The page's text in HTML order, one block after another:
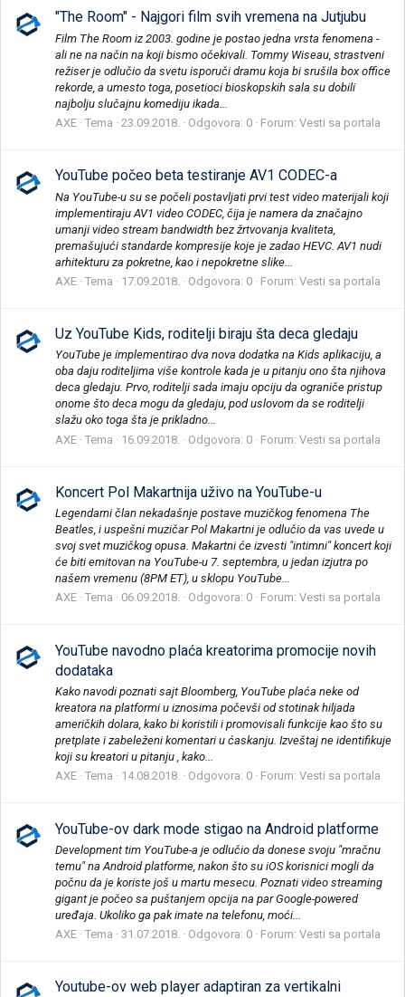
"The Room" - Najgori film svih vremena na Jutjubu
Film The Room iz 2003. godine je postao jedna vrsta fenomena -
ali ne na način na koji bismo očekivali. Tommy Wiseau, strastveni
režiser je odlučio da svetu isporuči dramu koja bi srušila box office
rekorde, a umesto toga, posetioci bioskopskih sala su dobili
najbolju slučajnu komediju ikada...
AXE Tema 23.09.2018. Odgovora: 0 Forum: Vesti sa portala
YouTube počeo beta testiranje AV1 CODEC-a
Na YouTube-u su se počeli postavljati prvi test video materijali koji
implementiraju AV1 video CODEC, čija je namera da značajno
umanji video stream bandwidth bez žrtvovanja kvaliteta,
premašujući standarde kompresije koje je zadao HEVC. AV1 nudi
arhitekturu za pokretne, kao i nepokretne slike...
AXE Tema 17.09.2018. Odgovora: 0 Forum: Vesti sa portala
Uz YouTube Kids, roditelji biraju šta deca gledaju
YouTube je implementirao dva nova dodatka na Kids aplikaciju, a
oba daju roditeljima više kontrole kada je u pitanju ono šta njihova
deca gledaju. Prvo, roditelji sada imaju opciju da ograniče pristup
onome što deca mogu da gledaju, pod uslovom da se roditelji
slažu oko toga šta je prikladno...
AXE Tema 16.09.2018. Odgovora: 0 Forum: Vesti sa portala
Koncert Pol Makartnija uživo na YouTube-u
Legendarni član nekadašnje postave muzičkog fenomena The
Beatles, i uspešni muzičar Pol Makartni je odlučio da vas uvede u
svoj svet muzičkog opusa. Makartni će izvesti "intimni" koncert koji
će biti emitovan na YouTube-u 7. septembra, u jedan izjutra po
našem vremenu (8PM ET), u sklopu YouTube...
AXE Tema 06.09.2018. Odgovora: 0 Forum: Vesti sa portala
YouTube navodno plaća kreatorima promocije novih
dodataka
Kako navodi poznati sajt Bloomberg, YouTube plaća neke od
kreatora na platformi u iznosima počevši od stotinak hiljada
američkih dolara, kako bi koristili i promovisali funkcije kao što su
pretplate i zabeleženi komentari u ćaskanju. Izveštaj ne identifikuje
koji su kreatori u pitanju , kako...
AXE Tema 14.08.2018. Odgovora: 0 Forum: Vesti sa portala
YouTube-ov dark mode stigao na Android platforme
Development tim YouTube-a je odlučio da donese svoju "mračnu
temu" na Android platforme, nakon što su iOS korisnici mogli da
počnu da je koriste još u martu mesecu. Poznati video streaming
gigant je počeo sa puštanjem opcija na par Google-powered
uređaja. Ukoliko ga pak imate na telefonu, moći...
AXE Tema 31.07.2018. Odgovora: 0 Forum: Vesti sa portala
Youtube-ov web player adaptiran za vertikalni